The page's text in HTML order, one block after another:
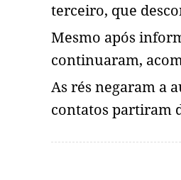
terceiro, que
Mesmo após
continuaram,
As rés negaram a
contatos partiram